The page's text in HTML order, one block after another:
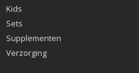
Kids
Sets
Supplementen
Verzorging